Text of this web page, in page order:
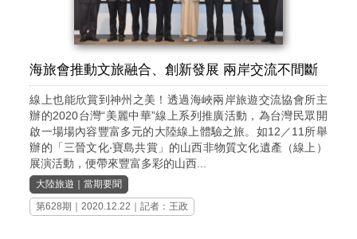
海旅會推動文旅融合、創新發展 兩岸交流不間斷
線上也能欣賞到神州之美！透過海峽兩岸旅遊交流協會所主
辦的2020台灣“美麗中華”線上系列推廣活動，為台灣民眾開
啟一場場內容豐富多元的大陸線上體驗之旅。如12／11所舉
辦的「三晉文化‧寶島共賞」的山西非物質文化遺產（線上）
展演活動，便帶來豐富多彩的山西...
大陸旅遊 ｜當期要聞
第628期
｜2020.12.22｜記者：王政